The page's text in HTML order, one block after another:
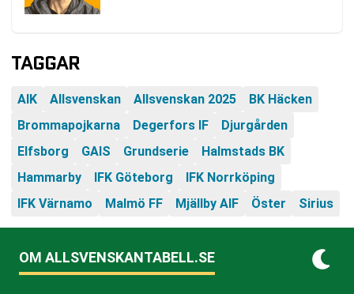
TAGGAR
AIK Allsvenskan Allsvenskan 2025
BK Häcken
Brommapojkarna
Degerfors IF
Djurgården
Elfsborg
GAIS Grundserie
Halmstads BK
Hammarby
IFK Göteborg
IFK Norrköping
IFK Värnamo
Malmö FF Mjällby AIF Öster Sirius
OM ALLSVENSKANTABELL.SE